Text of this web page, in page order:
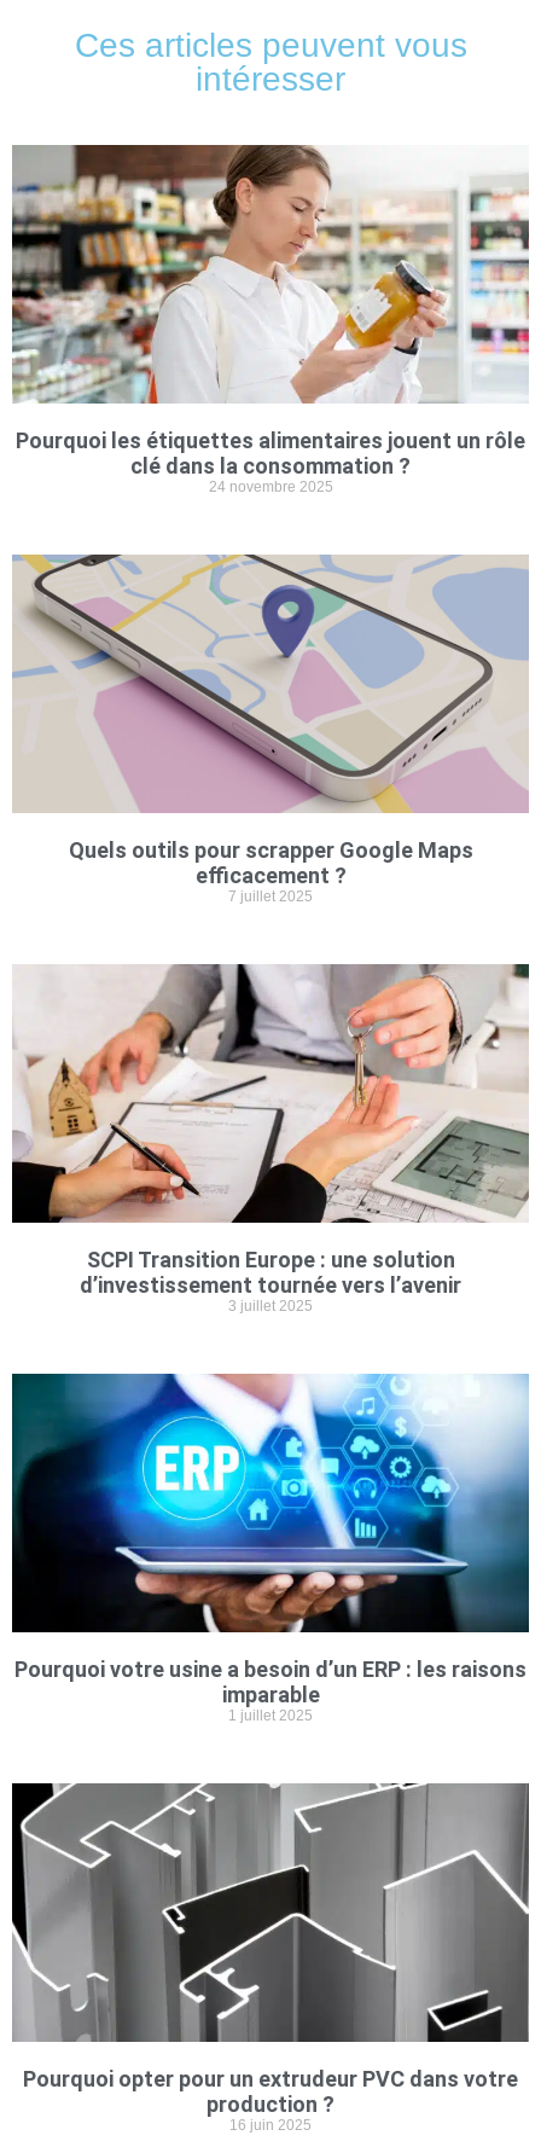
Ces articles peuvent vous
intéresser
Pourquoi les étiquettes alimentaires jouent un rôle
clé dans la consommation ?
24 novembre 2025
Quels outils pour scrapper Google Maps
efficacement ?
7 juillet 2025
SCPI Transition Europe : une solution
d’investissement tournée vers l’avenir
3 juillet 2025
Pourquoi votre usine a besoin d’un ERP : les raisons
imparable
1 juillet 2025
Pourquoi opter pour un extrudeur PVC dans votre
production ?
16 juin 2025